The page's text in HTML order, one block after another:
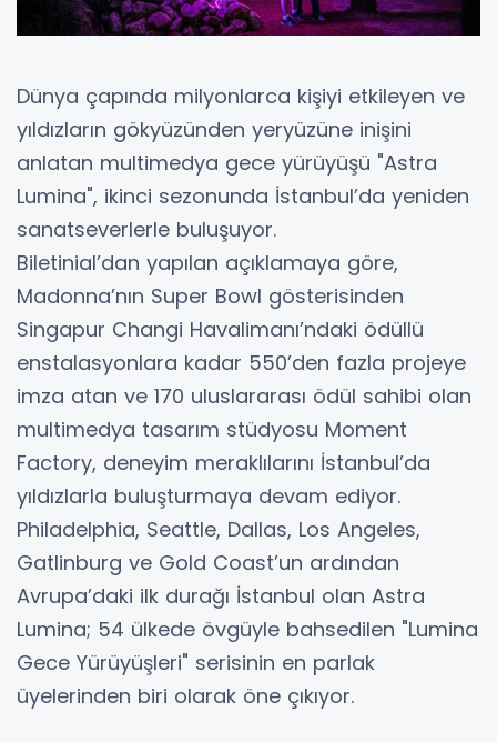
Dünya çapında milyonlarca kişiyi etkileyen ve
yıldızların gökyüzünden yeryüzüne inişini
anlatan multimedya gece yürüyüşü "Astra
Lumina", ikinci sezonunda İstanbul’da yeniden
sanatseverlerle buluşuyor.
Biletinial’dan yapılan açıklamaya göre,
Madonna’nın Super Bowl gösterisinden
Singapur Changi Havalimanı’ndaki ödüllü
enstalasyonlara kadar 550’den fazla projeye
imza atan ve 170 uluslararası ödül sahibi olan
multimedya tasarım stüdyosu Moment
Factory, deneyim meraklılarını İstanbul’da
yıldızlarla buluşturmaya devam ediyor.
Philadelphia, Seattle, Dallas, Los Angeles,
Gatlinburg ve Gold Coast’un ardından
Avrupa’daki ilk durağı İstanbul olan Astra
Lumina; 54 ülkede övgüyle bahsedilen "Lumina
Gece Yürüyüşleri" serisinin en parlak
üyelerinden biri olarak öne çıkıyor.